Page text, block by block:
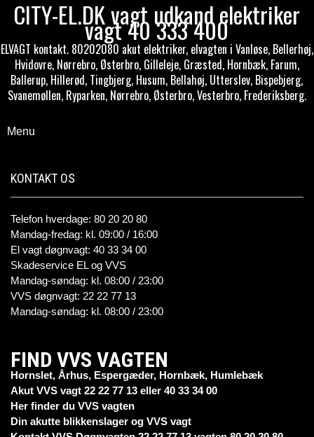
CITY-EL.DK vagt udkand elektriker
vagt 40 333 400
ELVAGT kontakt. 80202080 akut elektriker, elvagten i Vanløse, Bellerhøj,
Hvidovre, Nørrebro, Østerbro, Gilleleje, Græsted, Hornbæk, Farum,
Ballerup, Hillerød, Tingbjerg, Husum, Bellahøj, Utterslev, Bispebjerg,
Svanemøllen, Ryparken, Nørrebro, Østerbro, Vesterbro, Frederiksberg.
Menu
KONTAKT OS
Telefon hverdage: 80 20 20 80
Mandag-fredag: kl. 09:00 / 16:00
El vagt døgnvagt: 40 33 34 00
Skadeservice EL og VVS
Mandag-søndag: kl. 08:00 / 23:00
VVS døgnvagt: 22 22 77 13
Mandag-søndag: kl. 08:00 / 23:00
FIND VVS VAGTEN
Hornslet, Århus, Espergæder, Hornbæk, Humlebæk
Akut VVS vagt 22 22 77 13 eller 40 33 34 00
Her finder du VVS vagten
Din akutte blikkenslager og VVS vagt